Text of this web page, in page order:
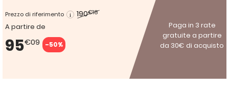
Prezzo di riferimento 190€18
A partire de
95€09 -50%
Paga in 3 rate
gratuite a partire
da 30€ di acquisto